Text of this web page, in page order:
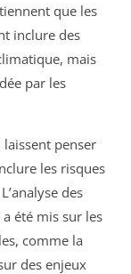
que les
inclure des
mais
par les
penser
les risques
des
été mis sur les
comme la
des enjeux